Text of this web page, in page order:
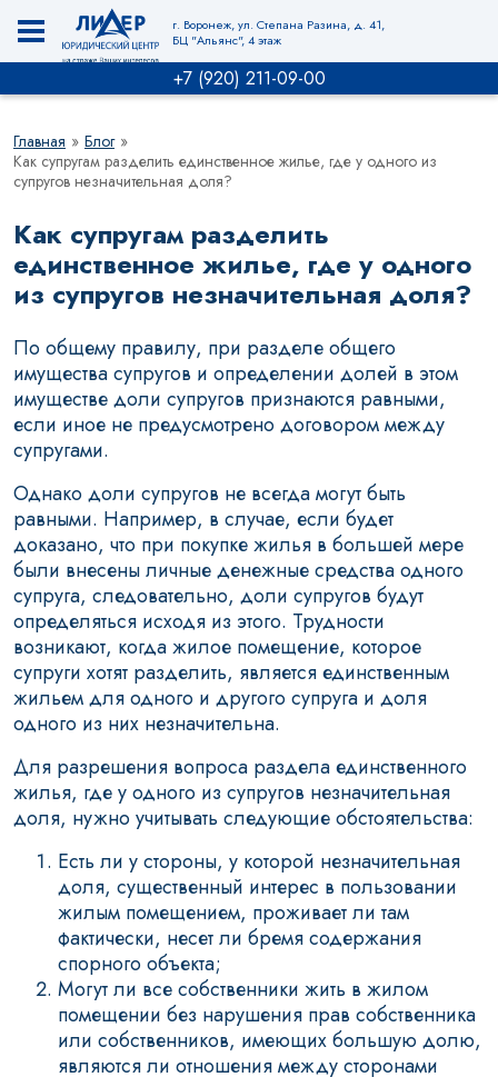
г. Воронеж, ул. Степана Разина, д. 41,
БЦ "Альянс", 4 этаж
+7 (920) 211-09-00
Главная » Блог »
Как супругам разделить единственное жилье, где у одного из
супругов незначительная доля?
Как супругам разделить
единственное жилье, где у одного
из супругов незначительная доля?
По общему правилу, при разделе общего
имущества супругов и определении долей в этом
имуществе доли супругов признаются равными,
если иное не предусмотрено договором между
супругами.
Однако доли супругов не всегда могут быть
равными. Например, в случае, если будет
доказано, что при покупке жилья в большей мере
были внесены личные денежные средства одного
супруга, следовательно, доли супругов будут
определяться исходя из этого. Трудности
возникают, когда жилое помещение, которое
супруги хотят разделить, является единственным
жильем для одного и другого супруга и доля
одного из них незначительна.
Для разрешения вопроса раздела единственного
жилья, где у одного из супругов незначительная
доля, нужно учитывать следующие обстоятельства:
Есть ли у стороны, у которой незначительная
доля, существенный интерес в пользовании
жилым помещением, проживает ли там
фактически, несет ли бремя содержания
спорного объекта;
Могут ли все собственники жить в жилом
помещении без нарушения прав собственника
или собственников, имеющих большую долю,
являются ли отношения между сторонами